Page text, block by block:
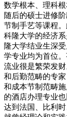
数学根本、理科
随后的硕士进修
节制手艺等课程
科隆大学的经济
隆大学结业生深
学专业均为首位
流业很是繁荣发
和后勤范畴的专
和成本节制范畴
的酒店办理专业
达到法国、比利